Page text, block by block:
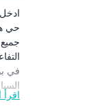
حي
متحف 1 هي مغامرة جديدة وملهمة. اكتشف لماذا يعتبر هذا المتحف المستقبلي وجهة
اقرأ